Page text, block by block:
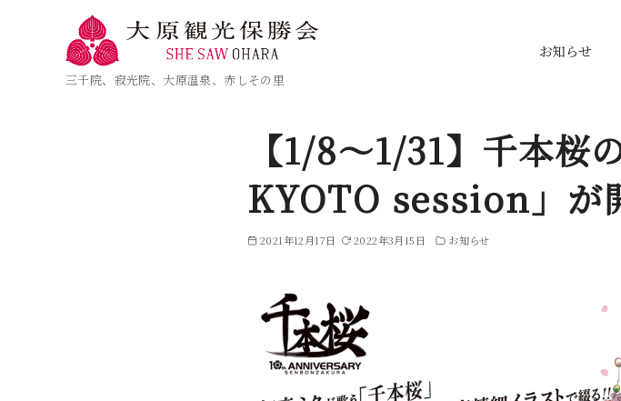
三千院、寂光院、大原温泉、赤しその里
お知らせ
【1/8〜1/31】千本桜
KYOTO session」が
2021年12月17日 2022年3月15日 お知らせ